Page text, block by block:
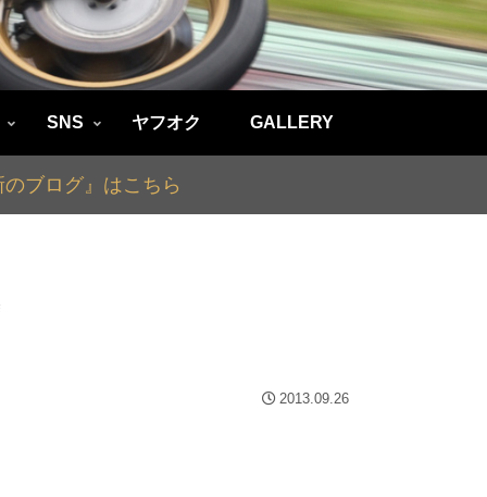
SNS ヤフオク GALLERY
ブログ』はこちら
2013.09.26